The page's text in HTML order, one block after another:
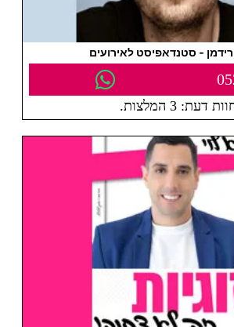
- סטנדאפיסט לאירועים
דעת: 3 המלצות.